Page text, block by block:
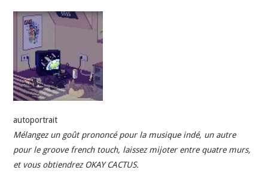
INDÉPENDANTS
DOKO
autoportrait
Mélangez un goût prononcé pour la musique indé, un autre
pour le groove french touch, laissez mijoter entre quatre murs,
et vous obtiendrez OKAY CACTUS.